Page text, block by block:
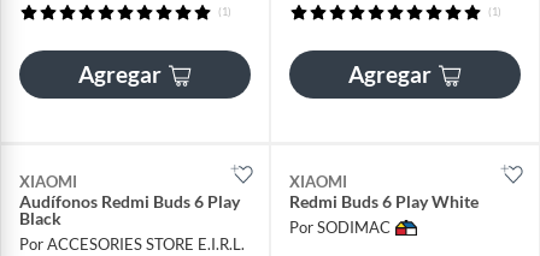
(1)
Agregar
(1)
Agregar
XIAOMI
Audífonos Redmi Buds 6 Play
Black
Por ACCESORIES STORE E.I.R.L.
XIAOMI
Redmi Buds 6 Play White
Por SODIMAC